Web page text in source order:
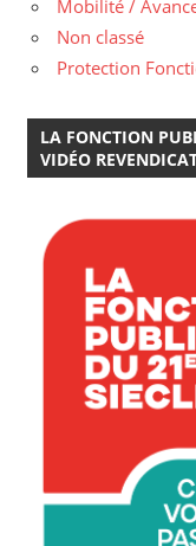
Mobilité /
Non classé
Protection
LA FONCTION
VIDÉO